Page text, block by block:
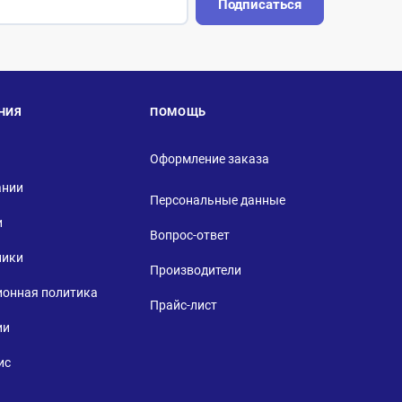
Подписаться
политика
ПОМОЩЬ
Оформление заказа
Персональные данные
Вопрос-ответ
Производители
Прайс-лист